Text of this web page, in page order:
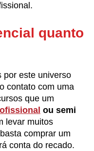
quanto
por este universo
contato com uma
que um
ou semi
levar muitos
comprar um
conta do recado.